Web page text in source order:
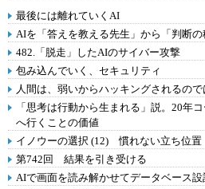
最後には離れていくAI
AIを「答えを教える先生」から「判断
482.「脱走」したAIのサイバー攻撃
包み込んでいく、セキュリティ
人間は、弱いからハッキングされるの
「思考は行動から生まれる」説。20年
へ行くことの価値
イノウーの選択 (12) 慣れない立ち位置
第742回 結果を引き受ける
AIで画面を読み解かせてデータベース